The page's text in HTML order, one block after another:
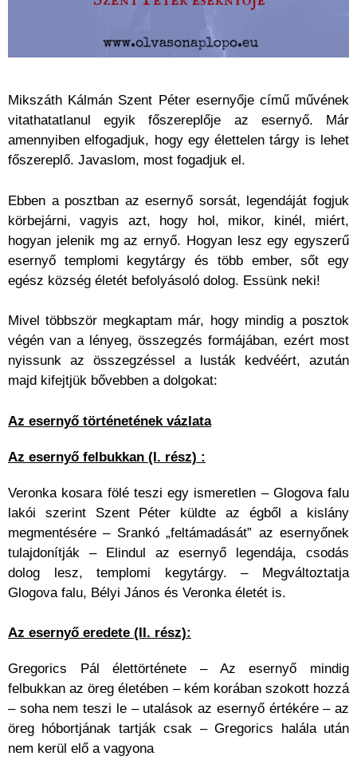
Mikszáth Kálmán Szent Péter esernyője című művének
vitathatatlanul egyik főszereplője az esernyő. Már
amennyiben elfogadjuk, hogy egy élettelen tárgy is lehet
főszereplő. Javaslom, most fogadjuk el.
Ebben a posztban az esernyő sorsát, legendáját fogjuk
körbejárni, vagyis azt, hogy hol, mikor, kinél, miért,
hogyan jelenik mg az ernyő. Hogyan lesz egy egyszerű
esernyő templomi kegytárgy és több ember, sőt egy
egész község életét befolyásoló dolog. Essünk neki!
Mivel többször megkaptam már, hogy mindig a posztok
végén van a lényeg, összegzés formájában, ezért most
nyissunk az összegzéssel a lusták kedvéért, azután
majd kifejtjük bővebben a dolgokat:
Az esernyő történetének vázlata
Az esernyő felbukkan (I. rész) :
Veronka kosara fölé teszi egy ismeretlen – Glogova falu
lakói szerint Szent Péter küldte az égből a kislány
megmentésére – Srankó „feltámadását” az esernyőnek
tulajdonítják – Elindul az esernyő legendája, csodás
dolog lesz, templomi kegytárgy. – Megváltoztatja
Glogova falu, Bélyi János és Veronka életét is.
Az esernyő eredete (II. rész):
Gregorics Pál élettörténete – Az esernyő mindig
felbukkan az öreg életében – kém korában szokott hozzá
– soha nem teszi le – utalások az esernyő értékére – az
öreg hóbortjának tartják csak – Gregorics halála után
nem kerül elő a vagyona